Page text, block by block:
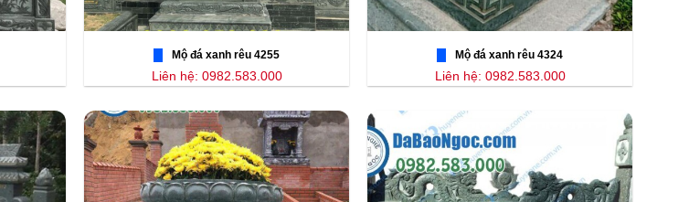
Mộ đá xanh rêu 4255
Liên hệ: 0982.583.000
Mộ đá xanh rêu 4324
Liên hệ: 0982.583.000